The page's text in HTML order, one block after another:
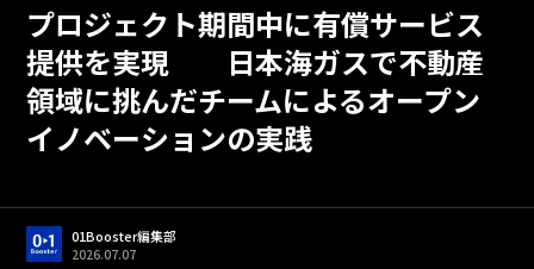
01Booster編集部
2026.05.01
プロジェクト期間中に有償サービス
提供を実現 日本海ガスで不動産
領域に挑んだチームによるオープン
イノベーションの実践
01Booster編集部
2026.07.07
01Booster編集部
2026.05.13
01Booster編集部
2026.05.01